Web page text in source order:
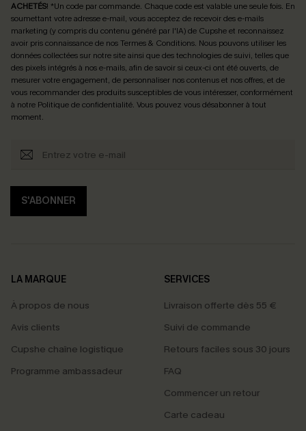
ACHETÉS! *Un code par commande. Chaque code est valable une seule fois. En
soumettant votre adresse e-mail, vous acceptez de recevoir des e-mails
marketing (y compris du contenu généré par l'IA) de Cupshe et reconnaissez
avoir pris connaissance de nosTermes & Conditions. Nous pouvons utiliser les
données collectées sur notre site ainsi que des technologies de suivi, telles que
des pixels intégrés à nos e-mails, afin de savoir si ceux-ci ont été ouverts, de
mesurer votre engagement, de personnaliser nos contenus et nos offres, et de
vous recommander des produits susceptibles de vous intéresser, conformément
à notre Politique de confidentialité. Vous pouvez vous désabonner à tout
moment.
S'ABONNER
LA MARQUE
À propos de nous
Avis clients
Cupshe chaîne logistique
Programme ambassadeur
SERVICES
Livraison offerte dès 55 €
Suivi de commande
Retours faciles sous 30 jours
FAQ
Commencer un retour
Carte cadeau